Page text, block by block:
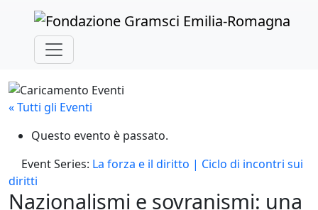
Skip to main content
« Tutti gli Eventi
Questo evento è passato.
Event Series: La forza e il diritto | Ciclo di incontri sui
diritti
Nazionalismi e sovranismi: una